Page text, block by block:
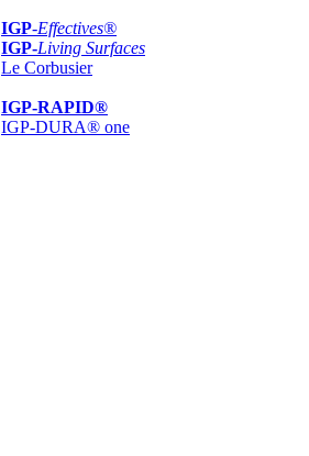
IGP-Effectives®
IGP-Living Surfaces
Le Corbusier
IGP-RAPID®
IGP-DURA® one